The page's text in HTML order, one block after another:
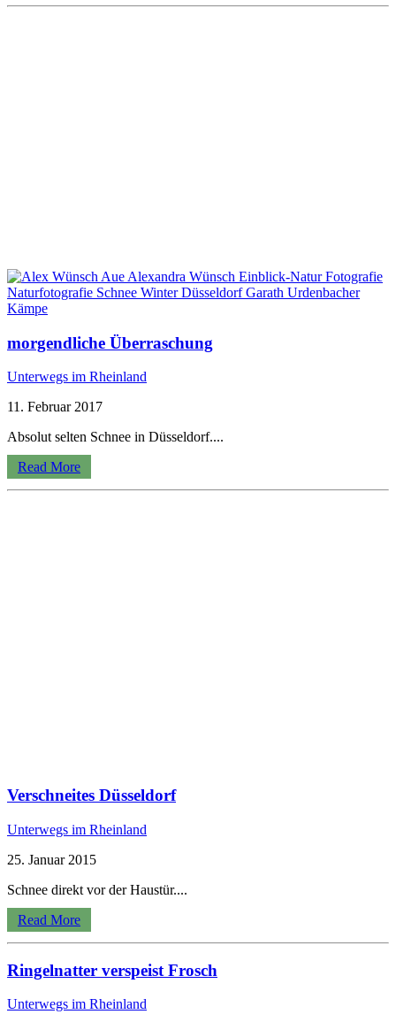
morgendliche Überraschung
Unterwegs im Rheinland
11. Februar 2017
Absolut selten Schnee in Düsseldorf....
Read More
Verschneites Düsseldorf
Unterwegs im Rheinland
25. Januar 2015
Schnee direkt vor der Haustür....
Read More
Ringelnatter verspeist Frosch
Unterwegs im Rheinland